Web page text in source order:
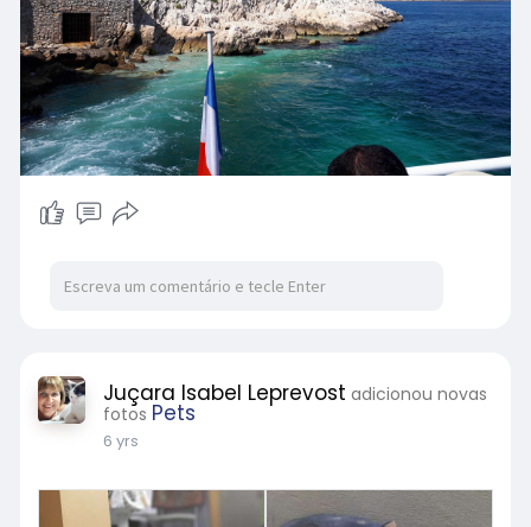
Juçara Isabel Leprevost adicionou novas
fotos Pets
6 yrs